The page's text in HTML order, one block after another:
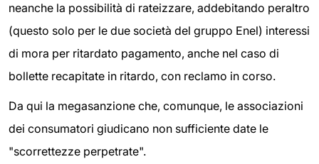
neanche la possibilità di rateizzare, addebitando peraltro
(questo solo per le due società del gruppo Enel) interessi
di mora per ritardato pagamento, anche nel caso di
bollette recapitate in ritardo, con reclamo in corso.
Da qui la megasanzione che, comunque, le associazioni
dei consumatori giudicano non sufficiente date le
"scorrettezze perpetrate".